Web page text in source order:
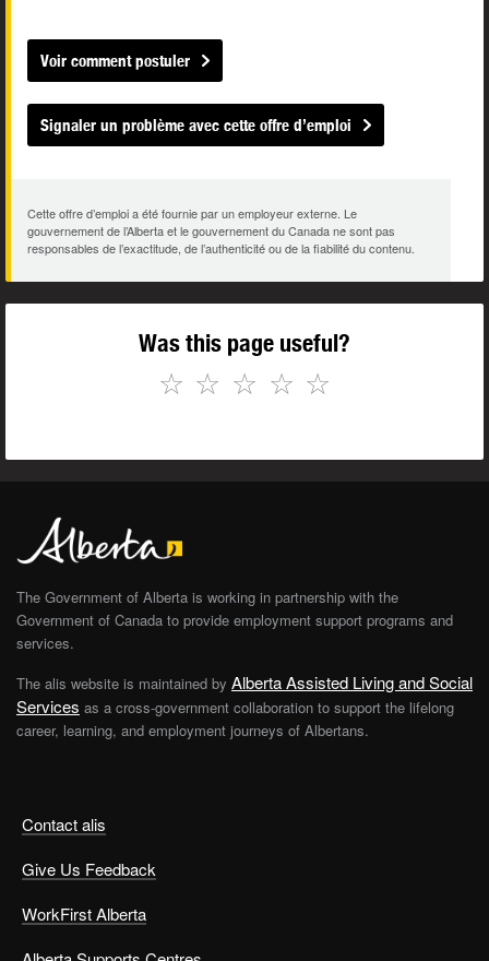
Voir comment postuler
Signaler un problème avec cette offre d’emploi
Cette offre d’emploi a été fournie par un employeur externe. Le
gouvernement de l’Alberta et le gouvernement du Canada ne sont pas
responsables de l’exactitude, de l’authenticité ou de la fiabilité du contenu.
Was this page useful?
☆
☆
☆
☆
☆
Contact alis
Give Us Feedback
WorkFirst Alberta
The Government of Alberta is working in partnership with the
Government of Canada to provide employment support programs and
services.
The alis website is maintained by Alberta Assisted Living and Social
Services as a cross-government collaboration to support the lifelong
career, learning, and employment journeys of Albertans.